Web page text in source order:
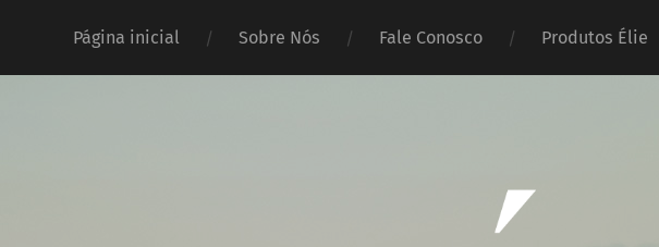
Página inicial Sobre Nós Fale Conosco Produtos Élie